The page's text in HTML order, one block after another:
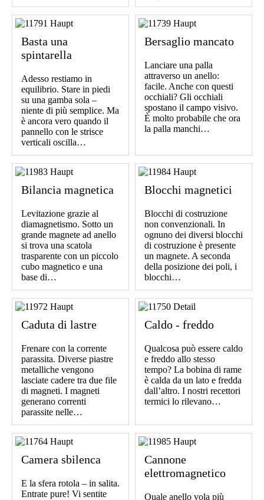
Basta una
spintarella
Adesso restiamo in
equilibrio. Stare in piedi
su una gamba sola –
niente di più semplice. Ma
è ancora vero quando il
pannello con le strisce
verticali oscilla…
Bersaglio mancato
Lanciare una palla
attraverso un anello:
facile. Anche con questi
occhiali? Gli occhiali
spostano il campo visivo.
È molto probabile che ora
la palla manchi…
Bilancia magnetica
Levitazione grazie al
diamagnetismo. Sotto un
grande magnete ad anello
si trova una scatola
trasparente con un piccolo
cubo magnetico e una
base di…
Blocchi magnetici
Blocchi di costruzione
non convenzionali. In
ognuno dei diversi blocchi
di costruzione è presente
un magnete. A seconda
della posizione dei poli, i
blocchi…
Caduta di lastre
Frenare con la corrente
parassita. Diverse piastre
metalliche vengono
lasciate cadere tra due file
di magneti. I magneti
generano correnti
parassite nelle…
Caldo - freddo
Qualcosa può essere caldo
e freddo allo stesso
tempo? La bobina di rame
è calda da un lato e fredda
dall’altro. I nostri recettori
termici lo rilevano…
Camera sbilenca
E la sfera rotola – in salita.
Entrate pure! Vi sentite
Cannone
elettromagnetico
Quale anello vola più